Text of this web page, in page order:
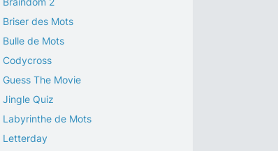
Briser des Mots
Bulle de Mots
Codycross
Guess The Movie
Jingle Quiz
Labyrinthe de Mots
Letterday